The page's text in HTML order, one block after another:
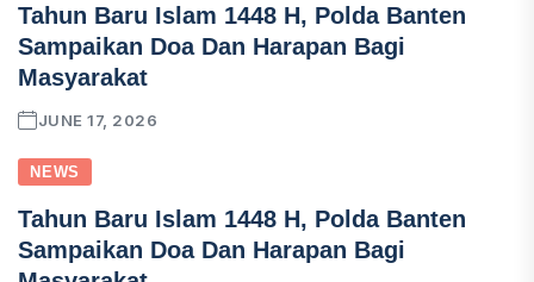
Tahun Baru Islam 1448 H, Polda Banten
Sampaikan Doa Dan Harapan Bagi
Masyarakat
JUNE 17, 2026
NEWS
Tahun Baru Islam 1448 H, Polda Banten
Sampaikan Doa Dan Harapan Bagi